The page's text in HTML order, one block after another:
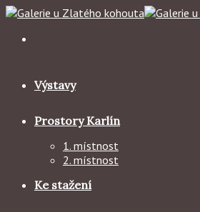
Skip
content
Výstavy
Prostory Karlín
1. místnost
2. místnost
Ke stažení